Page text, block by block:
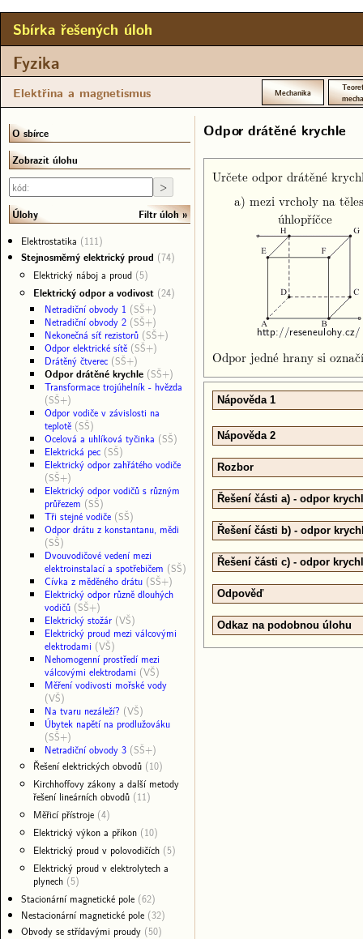
Sbírka řešených úloh
Fyzika
Elektřina a magnetismus Mechanika
Odpor drátěné krychle
Určete odpor drátěné
a) mezi vrcholy na
úhlopříčce
Odpor jedné hrany si
Nápověda 1
Nápověda 2
Rozbor
Řešení části a) - odpor
Řešení části b) - odpor
Řešení části c) - odpor
Odpověď
Odkaz na podobnou úlohu
O sbírce
Zobrazit úlohu
Úlohy
Filtr úloh
Elektrostatika (111)
Stejnosměrný elektrický proud (74)
Elektrický náboj a proud (5)
Elektrický odpor a vodivost (24)
Netradiční obvody 1 (SŠ+)
Netradiční obvody 2 (SŠ+)
Nekonečná síť rezistorů (SŠ+)
Odpor elektrické sítě (SŠ+)
Drátěný čtverec (SŠ+)
Odpor drátěné krychle (SŠ+)
Transformace trojúhelník - hvězda
(SŠ+)
Odpor vodiče v závislosti na
teplotě (SŠ)
Ocelová a uhlíková tyčinka (SŠ)
Elektrická pec (SŠ)
Elektrický odpor zahřátého vodiče
(SŠ+)
Elektrický odpor vodičů s různým
průřezem (SŠ)
Tři stejné vodiče (SŠ)
Odpor drátu z konstantanu, mědi
(SŠ)
Dvouvodičové vedení mezi
elektroinstalací a spotřebičem (SŠ)
Cívka z měděného drátu (SŠ+)
Elektrický odpor různě dlouhých
vodičů (SŠ+)
Elektrický stožár (VŠ)
Elektrický proud mezi válcovými
elektrodami (VŠ)
Nehomogenní prostředí mezi
válcovými elektrodami (VŠ)
Měření vodivosti mořské vody
(VŠ)
Na tvaru nezáleží? (VŠ)
Úbytek napětí na prodlužováku
(SŠ+)
Netradiční obvody 3 (SŠ+)
Řešení elektrických obvodů (10)
Kirchhoffovy zákony a další metody
řešení lineárních obvodů (11)
Měřicí přístroje (4)
Elektrický výkon a příkon (10)
Elektrický proud v polovodičích (5)
Elektrický proud v elektrolytech a
plynech (5)
Stacionární magnetické pole (62)
Nestacionární magnetické pole (32)
Obvody se střídavými proudy (50)